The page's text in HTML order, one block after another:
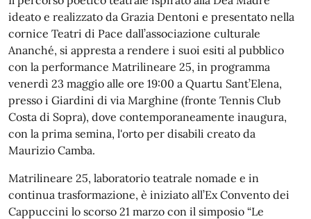
ideato e realizzato da Grazia Dentoni e presentato nella
cornice Teatri di Pace dall’associazione culturale
Ananché, si appresta a rendere i suoi esiti al pubblico
con la performance Matrilineare 25, in programma
venerdì 23 maggio alle ore 19:00 a Quartu Sant’Elena,
presso i Giardini di via Marghine (fronte Tennis Club
Costa di Sopra), dove contemporaneamente inaugura,
con la prima semina, l'orto per disabili creato da
Maurizio Camba.
Matrilineare 25, laboratorio teatrale nomade e in
continua trasformazione, è iniziato all’Ex Convento dei
Cappuccini lo scorso 21 marzo con il simposio “Le